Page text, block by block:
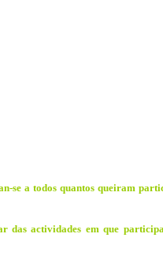
se a todos quantos queiram
das actividades em que